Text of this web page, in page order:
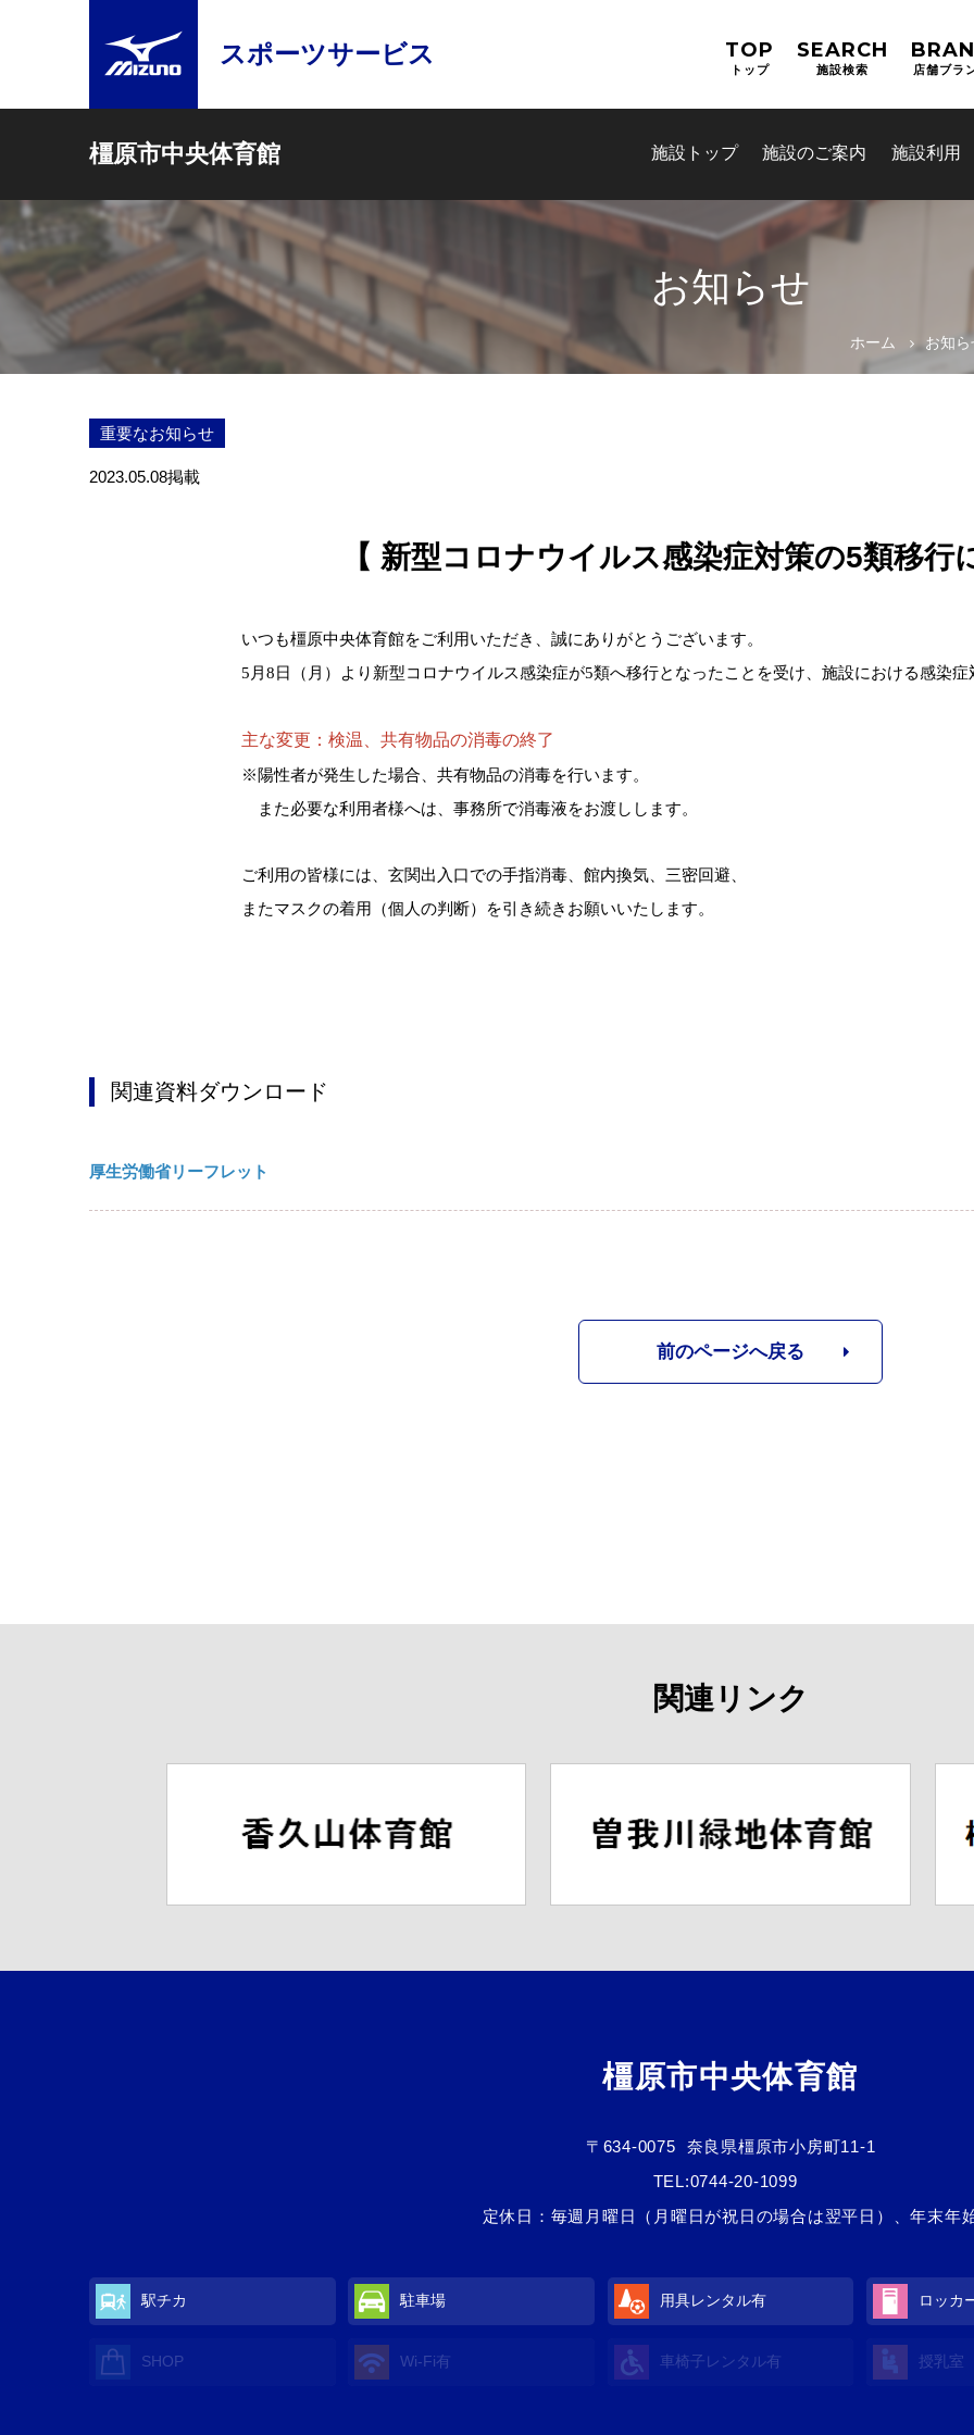
スポーツサービス TOP
トップ
SEARCH
施設検索 店舗ブラ
橿原市中央体育館 施設トップ 施設のご案内 施設利用
お問合せフォーム
e古都なら(奈良電子自治体共
お知らせ
ホーム お知
重要なお知らせ
2023.05.08掲載
【 新型コロナウイルス感染症対策の5類移行
いつも橿原中央体育館をご利用いただき、誠にありがとうございます。
5 月8日（月）より新型コロナウイルス感染症が5類へ移行となったことを受け、施設における感染症
主な変更：検温、共有物品の消毒の終了
※陽性者が発生した場合、共有物品の消毒を行います。
また必要な利用者様へは、事務所で消毒液をお渡しします。
ご利用の皆様には、玄関出入口での手指消毒、館内換気、三密回避、
またマスクの着用（個人の判断）を引き続きお願いいたします。
関連資料ダウンロード
厚生労働省リーフレット
前のページへ戻る
関連リンク
橿原市中央体育館
〒634-0075
奈良県橿原市小房町11-1
TEL:0744-20-1099
定休日：毎週月曜日（月曜日が祝日の場合は翌平日）、年末年
駅チカ 駐車場 用具レンタル有 ロッカ
SHOP Wi-Fi有 車椅子レンタル有 授乳室